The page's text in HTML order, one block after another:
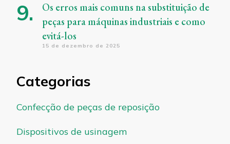
Os erros mais comuns na substituição de
peças para máquinas industriais e como
evitá-los
15 de dezembro de 2025
Categorias
Confecção de peças de reposição
Dispositivos de usinagem